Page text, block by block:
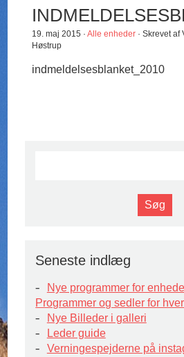
19. maj 2015 ·Alle enheder · Skrevet af
Høstrup
indmeldelsesblanket_2010
Seneste indlæg
Nye programmer for
Programmer og sedler for
Nye Billeder i galleri
Leder guide
Verningespejderne på